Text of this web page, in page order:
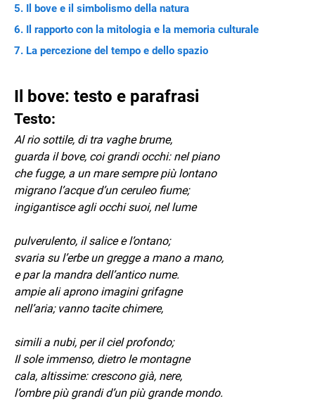
Il bove e il simbolismo della natura
Il rapporto con la mitologia e la memoria culturale
La percezione del tempo e dello spazio
Il bove: testo e parafrasi
Testo:
Al rio sottile, di tra vaghe brume,
guarda il bove, coi grandi occhi: nel piano
che fugge, a un mare sempre più lontano
migrano l’acque d’un ceruleo fiume;
ingigantisce agli occhi suoi, nel lume
pulverulento, il salice e l’ontano;
svaria su l’erbe un gregge a mano a mano,
e par la mandra dell’antico nume.
ampie ali aprono imagini grifagne
nell’aria; vanno tacite chimere,
simili a nubi, per il ciel profondo;
Il sole immenso, dietro le montagne
cala, altissime: crescono già, nere,
l’ombre più grandi d’un più grande mondo.